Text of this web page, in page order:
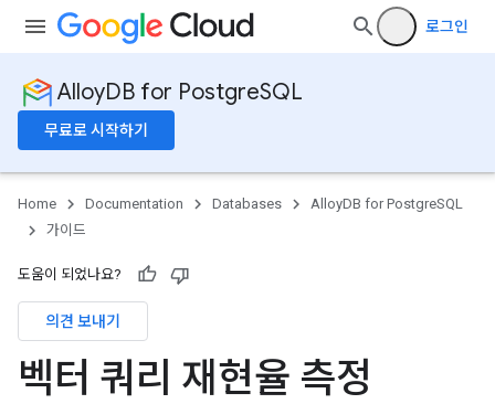
로그인
AlloyDB for PostgreSQL
무료로 시작하기
Home Documentation Databases
AlloyDB for PostgreSQL
가이드
도움이 되었나요?
의견 보내기
벡터 쿼리 재현율 측정